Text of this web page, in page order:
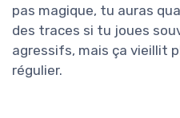
pas magique, tu auras
des traces si tu joues
agressifs, mais ça vieillit
régulier.